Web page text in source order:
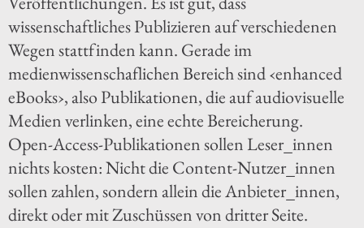
wissenschaftliches Publizieren auf verschiedenen
Wegen stattfinden kann. Gerade im
medienwissenschaflichen Bereich sind ‹enhanced
eBooks›, also Publikationen, die auf audiovisuelle
Medien verlinken, eine echte Bereicherung.
Open-Access-Publikationen sollen Leser_innen
nichts kosten: Nicht die Content-Nutzer_innen
sollen zahlen, sondern allein die Anbieter_innen,
direkt oder mit Zuschüssen von dritter Seite.